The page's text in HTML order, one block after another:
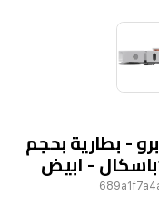
مكنسة شاومي الروبوتية S40 برو - بطارية بحجم